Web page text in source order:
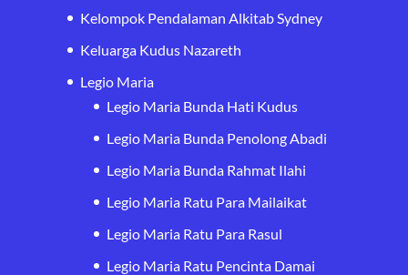
Kelompok Pendalaman Alkitab Sydney
Keluarga Kudus Nazareth
Legio Maria
Legio Maria Bunda Hati Kudus
Legio Maria Bunda Penolong Abadi
Legio Maria Bunda Rahmat Ilahi
Legio Maria Ratu Para Mailaikat
Legio Maria Ratu Para Rasul
Legio Maria Ratu Pencinta Damai